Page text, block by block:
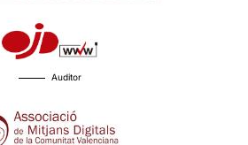
Auditor